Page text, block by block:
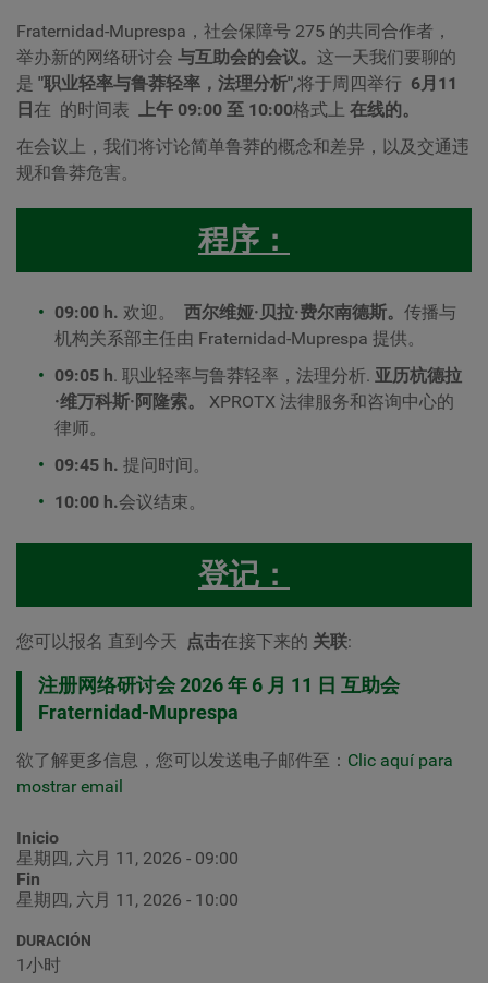
Fraternidad-Muprespa，社会保障号 275 的共同合作者，
举办新的网络研讨会 与互助会的会议。 这一天我们要聊的
是 "职业轻率与鲁莽轻率，法理分析",将于周四举行 6月11
日 在 的时间表 上午 09:00 至 10:00格式上 在线的。
在会议上，我们将讨论简单鲁莽的概念和差异，以及交通违
规和鲁莽危害。
程序：
09:00 h. 欢迎。 西尔维娅·贝拉·费尔南德斯。 传播与
机构关系部主任由 Fraternidad-Muprespa 提供。
09:05 h. 职业轻率与鲁莽轻率，法理分析. 亚历杭德拉
·维万科斯·阿隆索。
XPROTX 法律服务和咨询中心的
律师。
09:45 h. 提问时间。
10:00 h.会议结束。
登记：
您可以报名 直到今天 点击在接下来的 关联:
注册网络研讨会 2026 年 6 月 11 日 互助会
Fraternidad-Muprespa
欲了解更多信息，您可以发送电子邮件至： Clic aquí para
mostrar email
Inicio
星期四, 六月 11, 2026 - 09:00
Fin
星期四, 六月 11, 2026 - 10:00
DURACIÓN
1小时